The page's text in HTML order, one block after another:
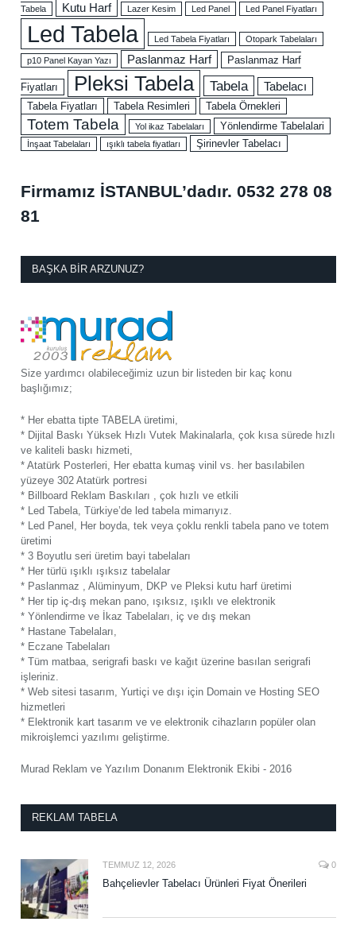
Tabela
Kutu Harf Lazer Kesim Led Panel Led Panel Fiyatları
Led Tabela Led Tabela Fiyatları Otopark Tabelaları
p10 Panel Kayan Yazı Paslanmaz Harf Paslanmaz Harf
Fiyatları Pleksi Tabela Tabela Tabelacı
Tabela Fiyatları Tabela Resimleri Tabela Örnekleri
Totem Tabela Yol ikaz Tabelaları Yönlendirme Tabelalari
İnşaat Tabelaları ışıklı tabela fiyatları Şirinevler Tabelacı
Firmamız İSTANBUL’dadır. 0532 278 08
81
BAŞKA BIR ARZUNUZ?
Size yardımcı olabileceğimiz uzun bir listeden bir kaç konu
başlığımız;
* Her ebatta tipte TABELA üretimi,
* Dijital Baskı Yüksek Hızlı Vutek Makinalarla, çok kısa sürede hızlı
ve kaliteli baskı hizmeti,
* Atatürk Posterleri, Her ebatta kumaş vinil vs. her basılabilen
yüzeye 302 Atatürk portresi
* Billboard Reklam Baskıları , çok hızlı ve etkili
* Led Tabela, Türkiye’de led tabela mimarıyız.
* Led Panel, Her boyda, tek veya çoklu renkli tabela pano ve totem
üretimi
* 3 Boyutlu seri üretim bayi tabelaları
* Her türlü ışıklı ışıksız tabelalar
* Paslanmaz , Alüminyum, DKP ve Pleksi kutu harf üretimi
* Her tip iç-dış mekan pano, ışıksız, ışıklı ve elektronik
* Yönlendirme ve İkaz Tabelaları, iç ve dış mekan
* Hastane Tabelaları,
* Eczane Tabelaları
* Tüm matbaa, serigrafi baskı ve kağıt üzerine basılan serigrafi
işleriniz.
* Web sitesi tasarım, Yurtiçi ve dışı için Domain ve Hosting SEO
hizmetleri
* Elektronik kart tasarım ve ve elektronik cihazların popüler olan
mikroişlemci yazılımı geliştirme.
Murad Reklam ve Yazılım Donanım Elektronik Ekibi - 2016
REKLAM TABELA
TEMMUZ 12, 2026 0
Bahçelievler Tabelacı Ürünleri Fiyat Önerileri